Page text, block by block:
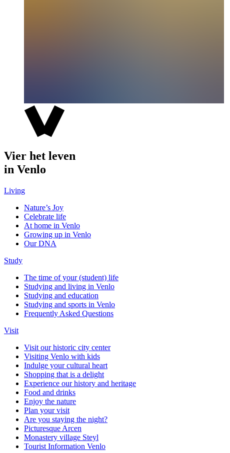
Vier het leven
in Venlo
Living
Nature’s Joy
Celebrate life
At home in Venlo
Growing up in Venlo
Our DNA
Study
The time of your (student) life
Studying and living in Venlo
Studying and education
Studying and sports in Venlo
Frequently Asked Questions
Visit
Visit our historic city center
Visiting Venlo with kids
Indulge your cultural heart
Shopping that is a delight
Experience our history and heritage
Food and drinks
Enjoy the nature
Plan your visit
Are you staying the night?
Picturesque Arcen
Monastery village Steyl
Tourist Information Venlo